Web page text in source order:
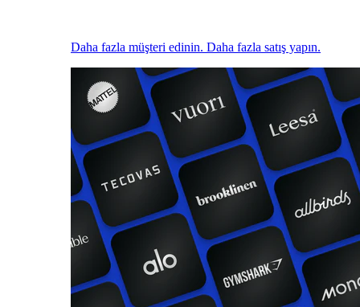
Daha fazla müşteri edinin. Daha fazla satış yapın.